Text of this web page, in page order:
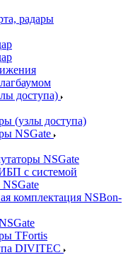
радары
доступа)
(узлы доступа)
NSGate
NSGate
с системой
комплектация NSBon-
TFortis
DIVITEC